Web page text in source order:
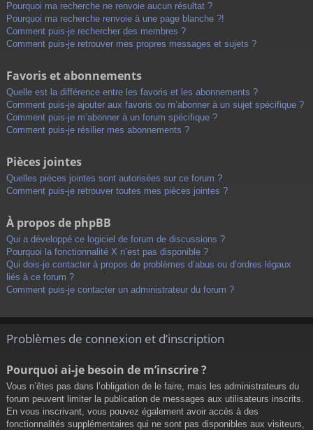
Pourquoi ma recherche ne renvoie aucun résultat ?
Pourquoi ma recherche renvoie à une page blanche ?!
Comment puis-je rechercher des membres ?
Comment puis-je retrouver mes propres messages et sujets ?
Favoris et abonnements
Quelle est la différence entre les favoris et les abonnements ?
Comment puis-je ajouter aux favoris ou m’abonner à un sujet spécifique ?
Comment puis-je m’abonner à un forum spécifique ?
Comment puis-je résilier mes abonnements ?
Pièces jointes
Quelles pièces jointes sont autorisées sur ce forum ?
Comment puis-je retrouver toutes mes pièces jointes ?
À propos de phpBB
Qui a développé ce logiciel de forum de discussions ?
Pourquoi la fonctionnalité X n’est pas disponible ?
Qui dois-je contacter à propos de problèmes d’abus ou d’ordres légaux
liés à ce forum ?
Comment puis-je contacter un administrateur du forum ?
Problèmes de connexion et d’inscription
Pourquoi ai-je besoin de m’inscrire ?
Vous n’êtes pas dans l’obligation de le faire, mais les administrateurs du
forum peuvent limiter la publication de messages aux utilisateurs inscrits.
En vous inscrivant, vous pouvez également avoir accès à des
fonctionnalités supplémentaires qui ne sont pas disponibles aux visiteurs,